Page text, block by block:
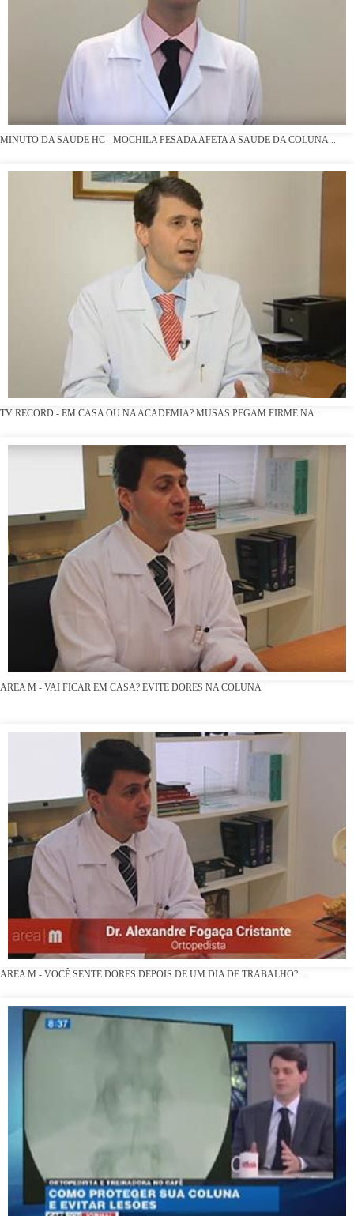
MINUTO DA SAÚDE HC - MOCHILA PESADA AFETA A SAÚDE DA COLUNA...
TV RECORD - EM CASA OU NA ACADEMIA? MUSAS PEGAM FIRME NA...
AREA M - VAI FICAR EM CASA? EVITE DORES NA COLUNA
AREA M - VOCÊ SENTE DORES DEPOIS DE UM DIA DE TRABALHO?...